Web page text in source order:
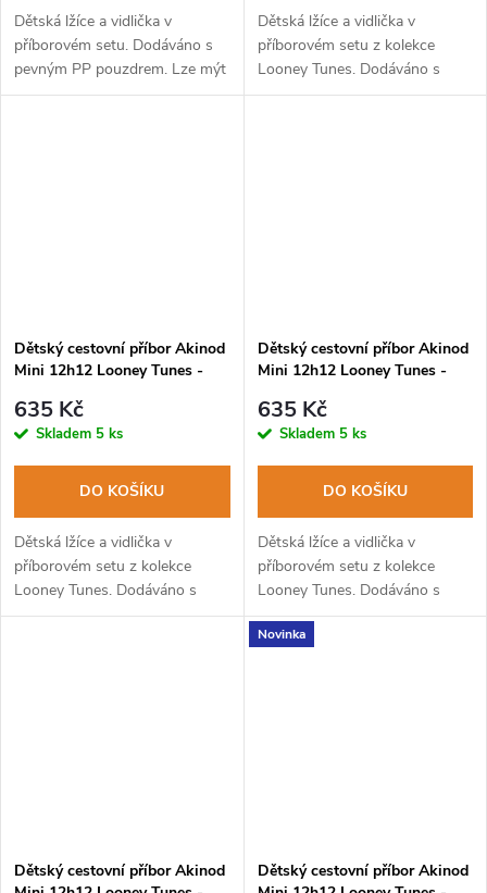
Dětská lžíce a vidlička v
příborovém setu. Dodáváno s
pevným PP pouzdrem. Lze mýt
v myčce na nádobí.
Dětská lžíce a vidlička v
příborovém setu z kolekce
Looney Tunes. Dodáváno s
pevným PP pouzdrem. Lze mýt
Dětský cestovní příbor Akinod
Mini 12h12 Looney Tunes -
635 Kč
Skladem 5 ks
DO KOŠÍKU
Dětská lžíce a vidlička v
příborovém setu z kolekce
Looney Tunes. Dodáváno s
pevným PP pouzdrem. Lze mýt
Dětský cestovní příbor Akinod
Mini 12h12 Looney Tunes -
635 Kč
Skladem 5 ks
DO KOŠÍKU
Dětská lžíce a vidlička v
příborovém setu z kolekce
Looney Tunes. Dodáváno s
pevným PP pouzdrem. Lze mýt
v myčce na nádobí.
Dětský cestovní příbor Akinod
Novinka
Dětský cestovní příbor Akinod